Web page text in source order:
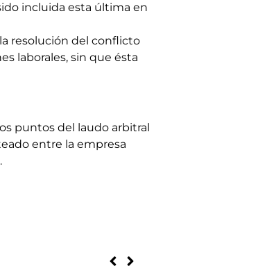
incluida esta última en
resolución del conflicto
laborales, sin que ésta
puntos del laudo arbitral
entre la empresa